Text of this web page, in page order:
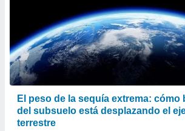
El peso de la sequía extrema: cómo
del subsuelo está desplazando el
terrestre